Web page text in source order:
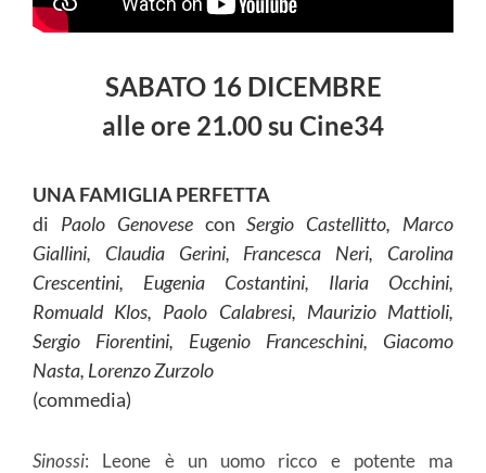
SABATO 16 DICEMBRE
alle ore 21.00 su Cine34
UNA FAMIGLIA PERFETTA
di Paolo Genovese conSergio Castellitto, Marco
Giallini, Claudia Gerini, Francesca Neri, Carolina
Crescentini, Eugenia Costantini, Ilaria Occhini,
Romuald Klos, Paolo Calabresi, Maurizio Mattioli,
Sergio Fiorentini, Eugenio Franceschini, Giacomo
Nasta, Lorenzo Zurzolo
(commedia)
Sinossi: Leone è un uomo ricco e potente ma